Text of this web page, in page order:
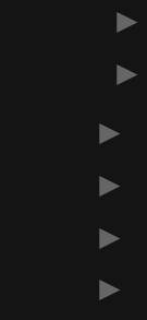
►
►
►
►
►
►